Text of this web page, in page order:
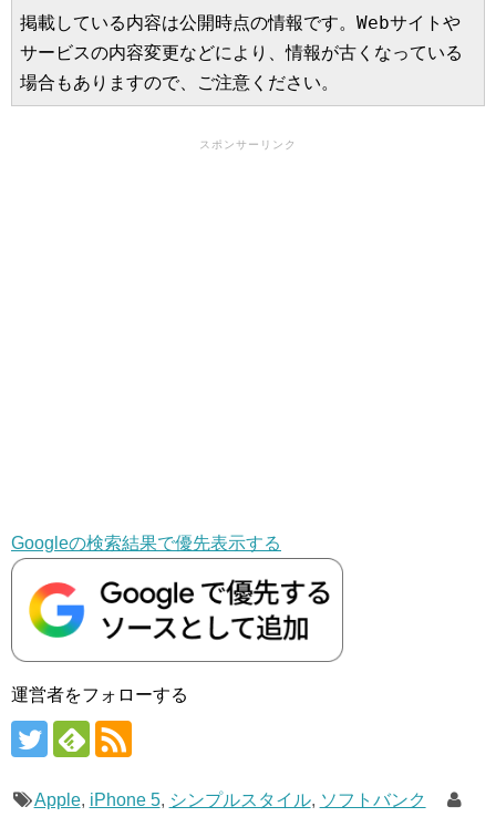
掲載している内容は公開時点の情報です。Webサイトや
サービスの内容変更などにより、情報が古くなっている
場合もありますので、ご注意ください。
スポンサーリンク
Googleの検索結果で優先表示する
運営者をフォローする
Apple, iPhone 5, シンプルスタイル, ソフトバンク